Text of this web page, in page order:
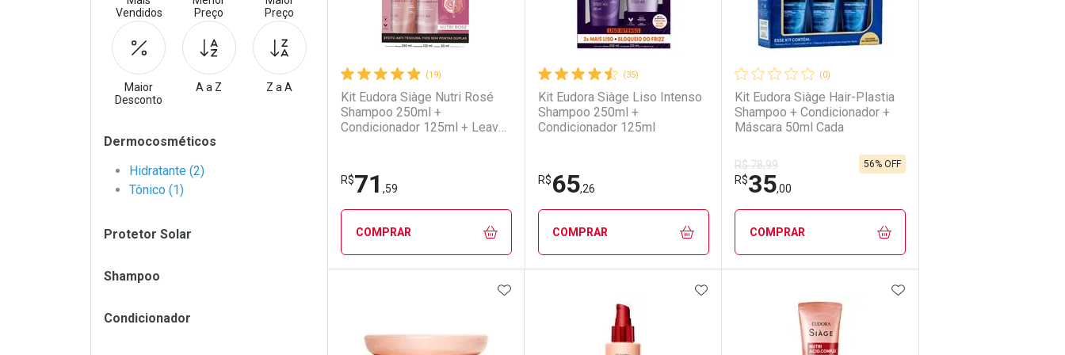
(19)
Kit Eudora Siàge Nutri Rosé
Shampoo 250ml +
Condicionador 125ml + Leave-
R$71 ,59
COMPRAR
FECHAR
Laboratório
FECHAR
Por Menos
(35)
Kit Eudora Siàge Liso Intenso
Shampoo 250ml +
Condicionador 125ml
R$65,26
COMPRAR
FECHAR
Laboratório
FECHAR
Por Menos
(0)
Kit Eudora Siàge Hair-Plastia
Shampoo + Condicionador +
Máscara 50ml Cada
R$ 78,99
R$35,00
56% OFF
COMPRAR
FECHAR
Laboratório
FECHAR
Por Menos
ADICIONAR AOS FAVORITOS ADICIONAR AOS FAVORITOS ADICIONAR AOS
Vendidos
Preço
Preço
Maior
Desconto
A a Z Z a A
Filtros
Dermocosméticos
Hidratante (2)
Tônico (1)
Protetor Solar
Shampoo
Condicionador